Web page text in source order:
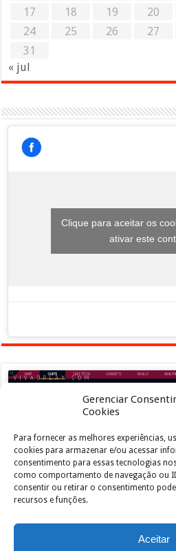
Gerenciar
Cookies
Para fornecer as melhores experiências,
cookies para armazenar e/ou acessar
consentimento para essas tecnologias
como comportamento de navegação ou
consentir ou retirar o consentimento
recursos e funções.
Aceitar
17
18 19 20
24
25 26 27
31
« jul
Clique para aceitar os
ativar este
Clique para aceitar os
ativar este